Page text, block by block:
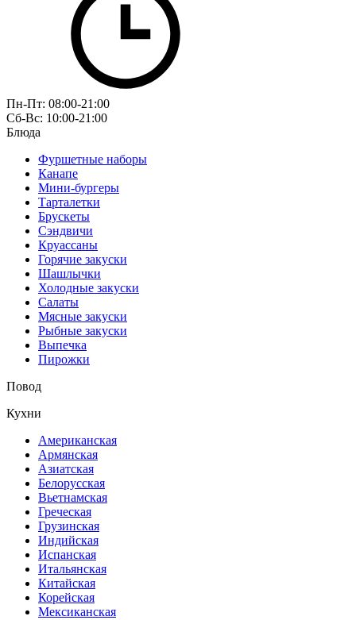
Пн-Пт: 08:00-21:00
Сб-Вс: 10:00-21:00
Блюда
Фуршетные наборы
Канапе
Мини-бургеры
Тарталетки
Брускеты
Сэндвичи
Круассаны
Горячие закуски
Шашлычки
Холодные закуски
Салаты
Мясные закуски
Рыбные закуски
Выпечка
Пирожки
Повод
Кухни
Американская
Армянская
Азиатская
Белорусская
Вьетнамская
Греческая
Грузинская
Индийская
Испанская
Итальянская
Китайская
Корейская
Мексиканская